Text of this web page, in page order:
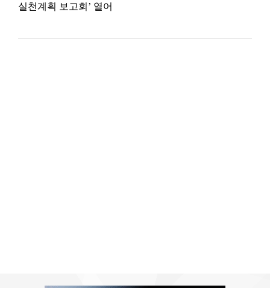
실천계획 보고회’ 열어